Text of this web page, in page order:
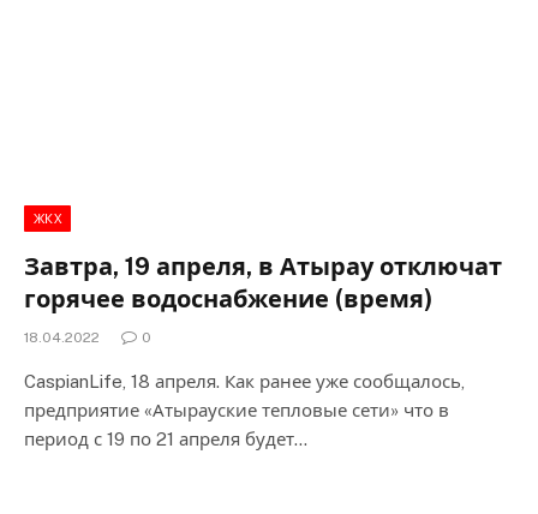
ЖКХ
Завтра, 19 апреля, в Атырау отключат
горячее водоснабжение (время)
18.04.2022 0
CaspianLife, 18 апреля. Как ранее уже сообщалось,
предприятие «Атырауские тепловые сети» что в
период с 19 по 21 апреля будет…